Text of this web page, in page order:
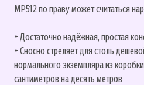
МР512 по праву может считаться
+ Достаточно надёжная, простая
+ Сносно стреляет для столь
нормального экземпляра из
сантиметров на десять метров